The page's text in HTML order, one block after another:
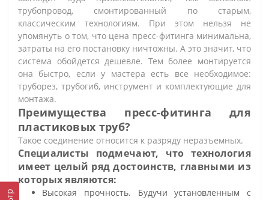
трубопровод, смонтированный по старым,
классическим технологиям. При этом нельзя не
упомянуть о том, что цена пресс-фитинга минимальна,
затраты на его постановку ничтожны. А это значит, что
система обойдется дешевле. Тем более монтируется
она быстро, если у мастера есть все необходимое:
труборез, трубогиб, инструмент и комплектующие для
монтажа.
Преимущества пресс-фитинга для
пластиковых труб?
Такое соединение относится к разряду неразъемных.
Специалисты подмечают, что технология
имеет целый ряд достоинств, главными из
которых являются:
Высокая прочность. Будучи установленным с